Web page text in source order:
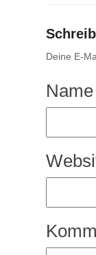
Deine E-
Name